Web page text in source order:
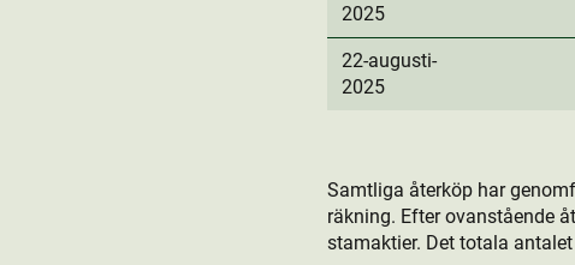
2025
22-augusti-
2025
Samtliga återköp har
räkning. Efter ovanstående
stamaktie­r. Det totala